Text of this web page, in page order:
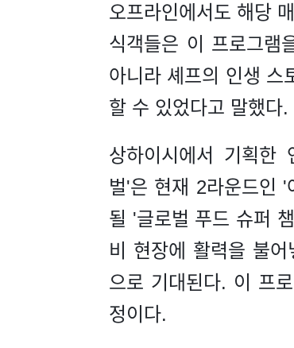
오프라인에서도 해당
식객들은 이 프로그램
아니라 셰프의 인생 스
할 수 있었다고 말했다.
상하이시에서 기획한
벌'은 현재 2라운드인 '
될 '글로벌 푸드 슈퍼
비 현장에 활력을 불
으로 기대된다. 이 프
정이다.